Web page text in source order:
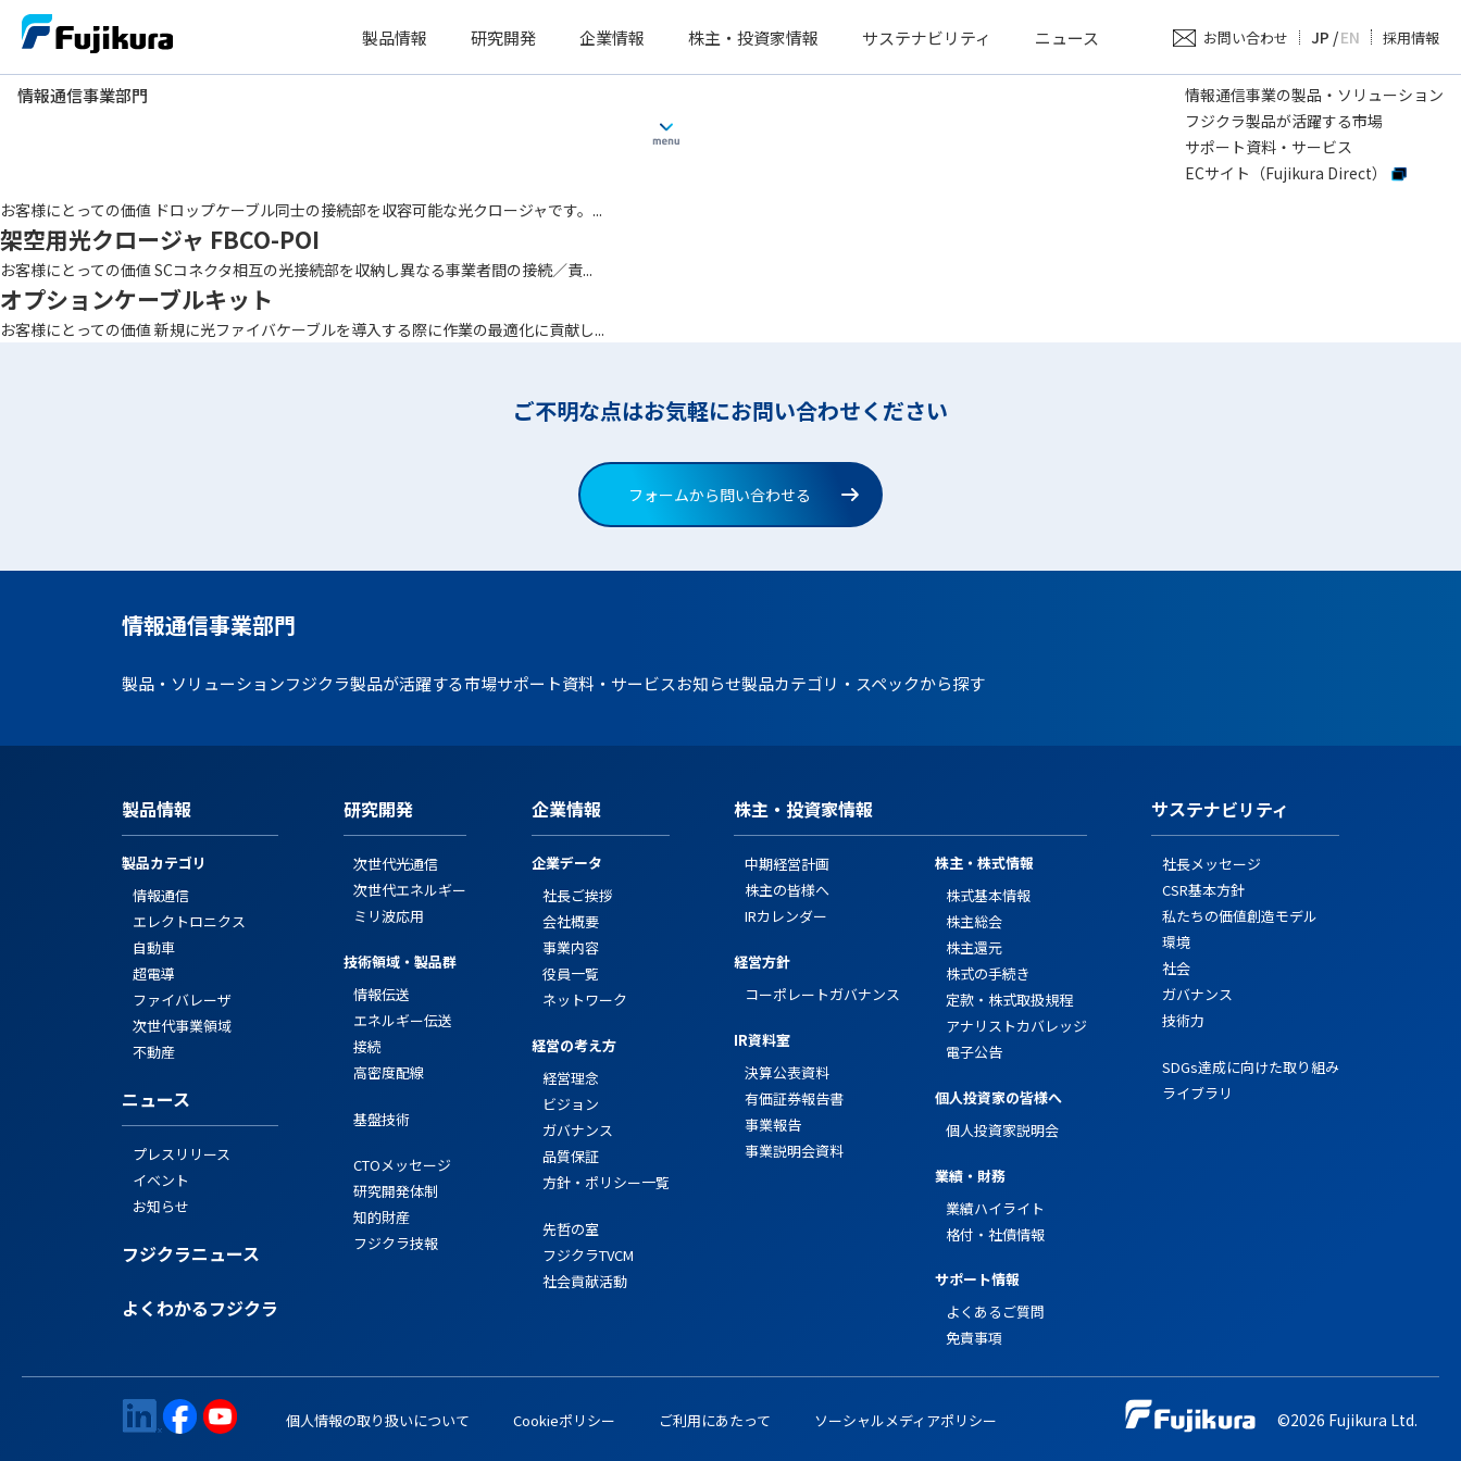
Skip
製品情報 研究開発 企業情報 株主・投資家情報 サステナビリティ ニュース お問い合わせ JP /EN 採用情報
情報通信事業部門
情報通信事業の製品・ソリューション
フジクラ製品が活躍する市場
サポート資料・サービス
ECサイト（Fujikura Direct）
お客様にとっての価値 ドロップケーブル同士の接続部を収容可能な光クロージャです。...
架空用光クロージャ FBCO-POI
お客様にとっての価値 SCコネクタ相互の光接続部を収納し異なる事業者間の接続／責...
オプションケーブルキット
お客様にとっての価値 新規に光ファイバケーブルを導入する際に作業の最適化に貢献し...
ご不明な点はお気軽にお問い合わせください
フォームから問い合わせる
情報通信事業部門
製品・ソリューションフジクラ製品が活躍する市場サポート資料・サービスお知らせ製品カテゴリ・スペックから探す
製品情報
製品カテゴリ
情報通信
エレクトロニクス
自動車
超電導
ファイバレーザ
次世代事業領域
不動産
ニュース
プレスリリース
イベント
お知らせ
フジクラニュース
よくわかるフジクラ
研究開発
次世代光通信
次世代エネルギー
ミリ波応用
技術領域・製品群
情報伝送
エネルギー伝送
接続
高密度配線
基盤技術
CTOメッセージ
研究開発体制
知的財産
フジクラ技報
企業情報
企業データ
社長ご挨拶
会社概要
事業内容
役員一覧
ネットワーク
経営の考え方
経営理念
ビジョン
ガバナンス
品質保証
方針・ポリシー一覧
先哲の室
フジクラTVCM
社会貢献活動
株主・投資家情報
中期経営計画
株主の皆様へ
IRカレンダー
経営方針
コーポレートガバナンス
IR資料室
決算公表資料
有価証券報告書
事業報告
事業説明会資料
株主・株式情報
株式基本情報
株主総会
株主還元
株式の手続き
定款・株式取扱規程
アナリストカバレッジ
電子公告
個人投資家の皆様へ
個人投資家説明会
業績・財務
業績ハイライト
格付・社債情報
サポート情報
よくあるご質問
免責事項
サステナビリティ
社長メッセージ
CSR基本方針
私たちの価値創造モデル
環境
社会
ガバナンス
技術力
SDGs達成に向けた取り組み
ライブラリ
個人情報の取り扱いについて Cookieポリシー ご利用にあたって ソーシャルメディアポリシー ©2026 Fujikura Ltd.